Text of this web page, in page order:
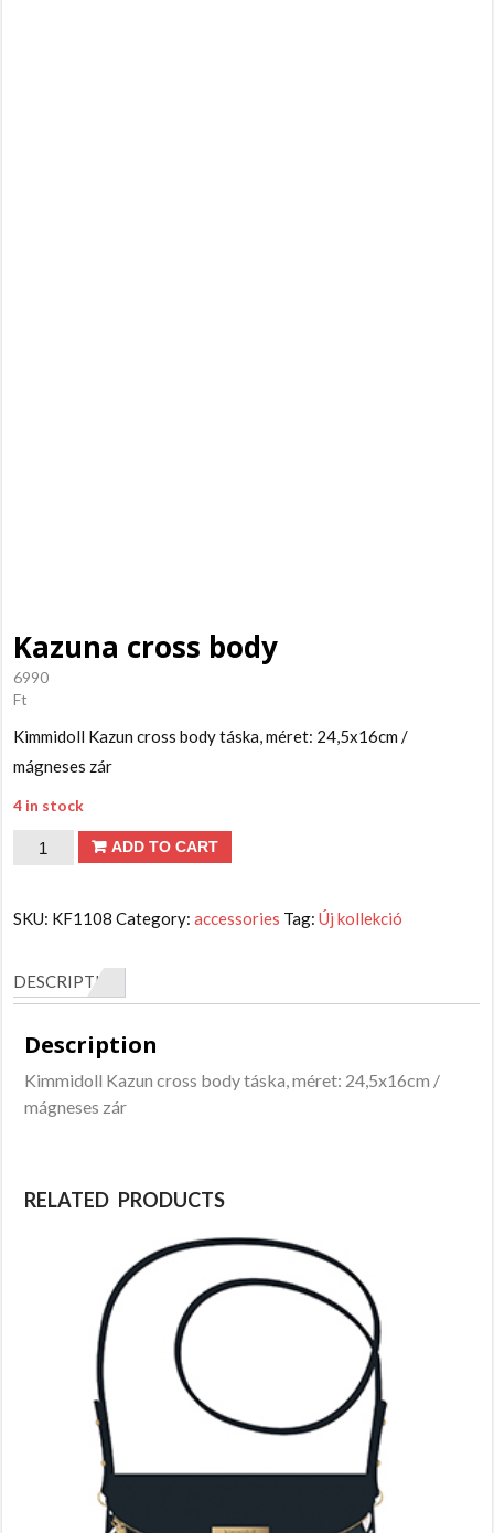
Kazuna cross body
6990
Ft
Kimmidoll Kazun cross body táska, méret: 24,5x16cm /
mágneses zár
4 in stock
Kazuna
ADD TO CART
SKU: KF1108 Category:accessories Tag:Új kollekció
DESCRIPTION
Description
Kimmidoll Kazun cross body táska, méret: 24,5x16cm /
mágneses zár
RELATED PRODUCTS